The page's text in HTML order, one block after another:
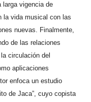
larga vigencia de
la vida musical con las
nuevas. Finalmente,
de las relaciones
circulación del
aplicaciones
enfoca un estudio
de Jaca”, cuyo copista